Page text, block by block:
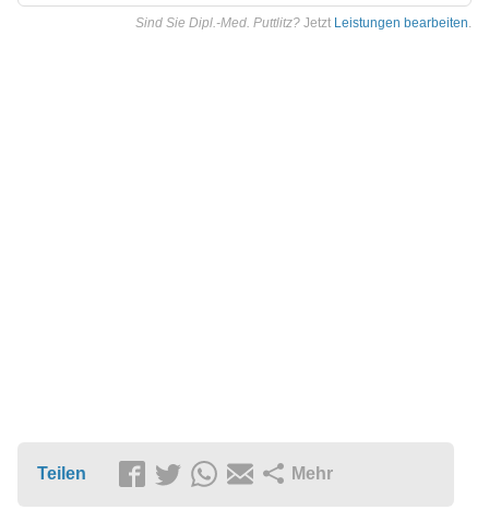
Sind Sie Dipl.-Med. Puttlitz? Jetzt Leistungen bearbeiten.
Teilen Mehr